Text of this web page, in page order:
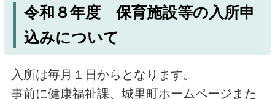
令和８年度 保育施設等の入所申
込みについて
入所は毎月１日からとなります。
事前に健康福祉課、城里町ホームページまた